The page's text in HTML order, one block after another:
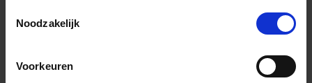
Noodzakelijk
Voorkeuren
Imola Ceramica The Room Indrukken